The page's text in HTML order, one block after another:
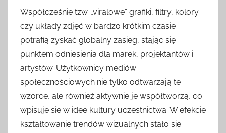
Współcześnie tzw. „viralowe” grafiki, filtry, kolory
czy układy zdjęć w bardzo krótkim czasie
potrafią zyskać globalny zasięg, stając się
punktem odniesienia dla marek, projektantów i
artystów. Użytkownicy mediów
społecznościowych nie tylko odtwarzają te
wzorce, ale również aktywnie je współtworzą, co
wpisuje się w idee kultury uczestnictwa. W efekcie
kształtowanie trendów wizualnych stało się